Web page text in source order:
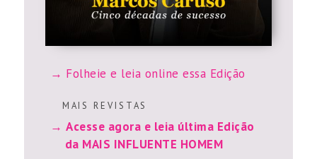
Folheie e leia online essa Edição
M A I S R E V I S T A S
Acesse agora e leia última Edição
da MAIS INFLUENTE HOMEM